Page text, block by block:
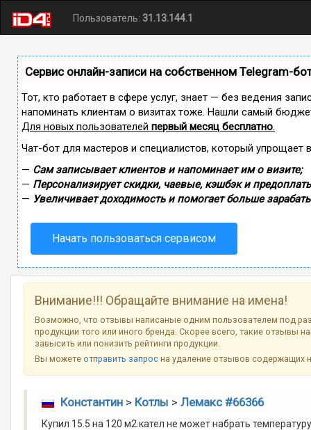
Пользователь: 31.13.144.1
Сервис онлайн-записи на собственном Telegram-
Тот, кто работает в сфере услуг, знает — без ведения
напоминать клиентам о визитах тоже. Нашли самый
Для новых пользователей первый месяц бесплатно.
Чат-бот для мастеров и специалистов, который упрощает
— Сам записывает клиентов и напоминает им о визите;
— Персонализирует скидки, чаевые, кэшбэк и
— Увеличивает доходимость и помогает больше
Начать пользоваться сервисом
Внимание!!! Обращайте внимание на имена!
Возможно, что отзывы написаные одним пользователем под
продукции того или иного бренда. Скорее всего, такие отзывы
завысить или понизить рейтинги продукции.
Вы можетеотправить запрос на удаление отзывов
Константин> Котлы > Лемакс #66366
Купил 15.5 на 120 м2.кател не может набрать